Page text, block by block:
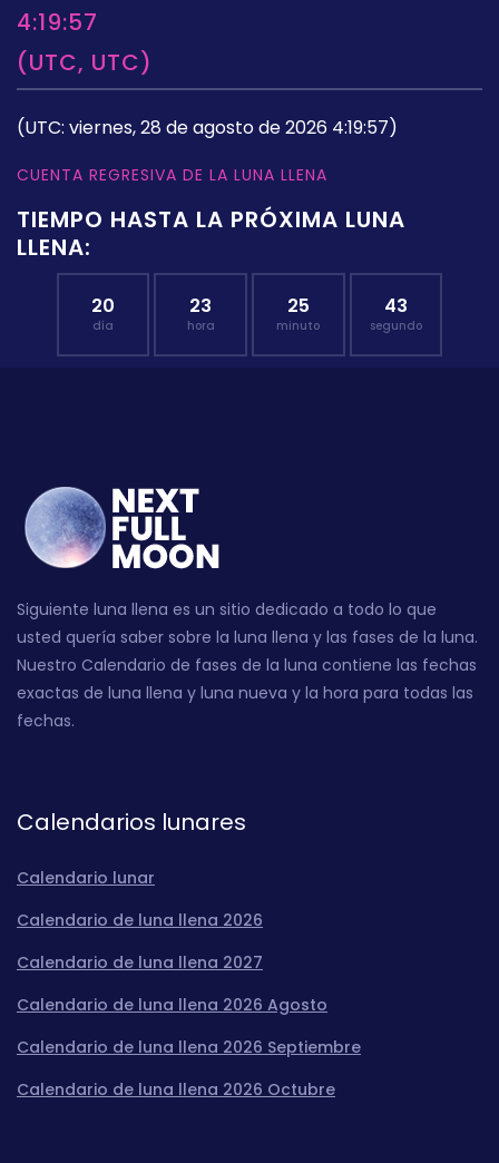
4:19:57
(UTC, UTC)
(UTC: viernes, 28 de agosto de 2026 4:19:57)
CUENTA REGRESIVA DE LA LUNA LLENA
TIEMPO HASTA LA PRÓXIMA LUNA
LLENA:
20
día
23
hora
25
minuto
43
segundo
Siguiente luna llena es un sitio dedicado a todo lo que
usted quería saber sobre la luna llena y las fases de la luna.
Nuestro Calendario de fases de la luna contiene las fechas
exactas de luna llena y luna nueva y la hora para todas las
fechas.
Calendarios lunares
Calendario lunar
Calendario de luna llena 2026
Calendario de luna llena 2027
Calendario de luna llena 2026 Agosto
Calendario de luna llena 2026 Septiembre
Calendario de luna llena 2026 Octubre